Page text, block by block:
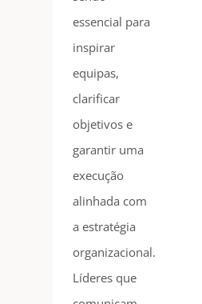
essencial para
inspirar
equipas,
clarificar
objetivos e
garantir uma
execução
alinhada com
a estratégia
organizacional.
Líderes que